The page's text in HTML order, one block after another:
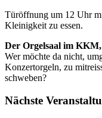
Türöffnung um 12 Uhr
Kleinigkeit zu essen.
Der Orgelsaal im
Wer möchte da nicht,
Konzertorgeln, zu
schweben?
Nächste